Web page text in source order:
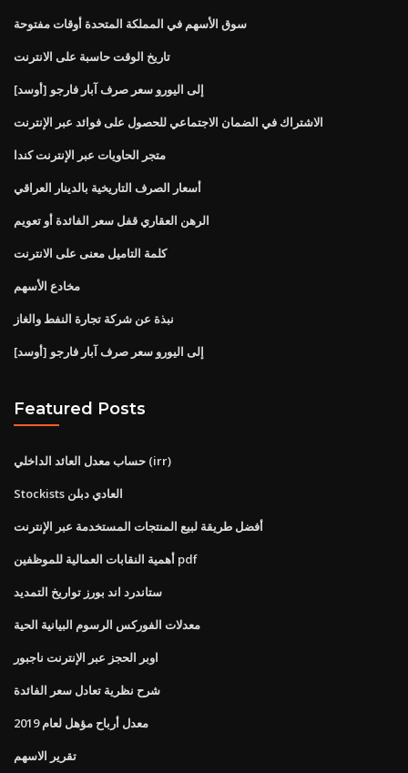
سوق الأسهم في المملكة المتحدة أوقات مفتوحة
تاريخ الوقت حاسبة على الانترنت
[أوسد] إلى اليورو سعر صرف آبار فارجو
الاشتراك في الضمان الاجتماعي للحصول على فوائد عبر الإنترنت
متجر الحاويات عبر الإنترنت كندا
أسعار الصرف التاريخية بالدينار العراقي
الرهن العقاري قفل سعر الفائدة أو تعويم
كلمة التاميل معنى على الانترنت
مخادع الأسهم
نبذة عن شركة تجارة النفط والغاز
[أوسد] إلى اليورو سعر صرف آبار فارجو
Featured Posts
حساب معدل العائد الداخلي (irr)
Stockists العادي دبلن
أفضل طريقة لبيع المنتجات المستخدمة عبر الإنترنت
أهمية النقابات العمالية للموظفين pdf
ستاندرد اند بورز تواريخ التمديد
معدلات الفوركس الرسوم البيانية الحية
اوبر الحجز عبر الإنترنت ناجبور
شرح نظرية تعادل سعر الفائدة
معدل أرباح مؤهل لعام 2019
تقرير الاسهم